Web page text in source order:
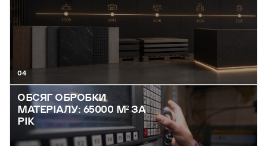
04
ОБСЯГ ОБРОБКИ
МАТЕРІАЛУ: 65000 М² ЗА
РІК